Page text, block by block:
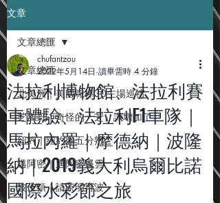
文章
文章總匯
北美洲｜美國職棒30主場巡禮
芝加哥｜奇怪的「芝」識增加了
紐約｜紐約客五分熟
邁阿密｜邁阿密風雲
波士頓｜請茶明再波
文章總匯
法拉利博物館、法拉利賽
車體驗、法拉利F1車隊｜
馬拉內羅｜摩德納｜波隆
納｜2019義大利烏爾比諾
國際水彩節之旅
chufantzou
2022年5月14日 讀畢需時 4 分鐘